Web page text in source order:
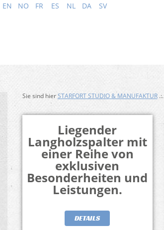
EN NO FR ES NL DA SV
Sie sind hierSTARFORT STUDIO & MANUFAKTUR.:.
Liegender
Langholzspalter mit
einer Reihe von
exklusiven
Besonderheiten und
Leistungen.
DETAILS